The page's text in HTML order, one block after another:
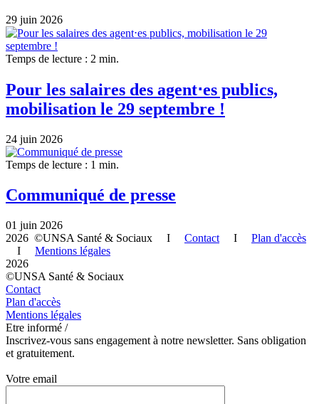
29 juin 2026
Temps de lecture : 2 min.
Pour les salaires des agent⋅es publics,
mobilisation le 29 septembre !
24 juin 2026
Temps de lecture : 1 min.
Communiqué de presse
01 juin 2026
2026 ©UNSA Santé & Sociaux I Contact I Plan d'accès
I Mentions légales
2026
©UNSA Santé & Sociaux
Contact
Plan d'accès
Mentions légales
Etre informé /
Inscrivez-vous sans engagement à notre newsletter. Sans obligation
et gratuitement.
Votre email